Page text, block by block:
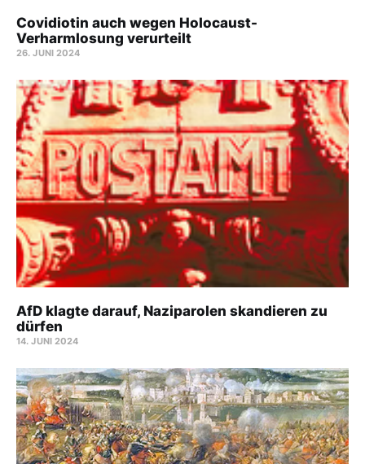
Covidiotin auch wegen Holocaust-
Verharmlosung verurteilt
26. JUNI 2024
AfD klagte darauf, Naziparolen skandieren zu
dürfen
14. JUNI 2024